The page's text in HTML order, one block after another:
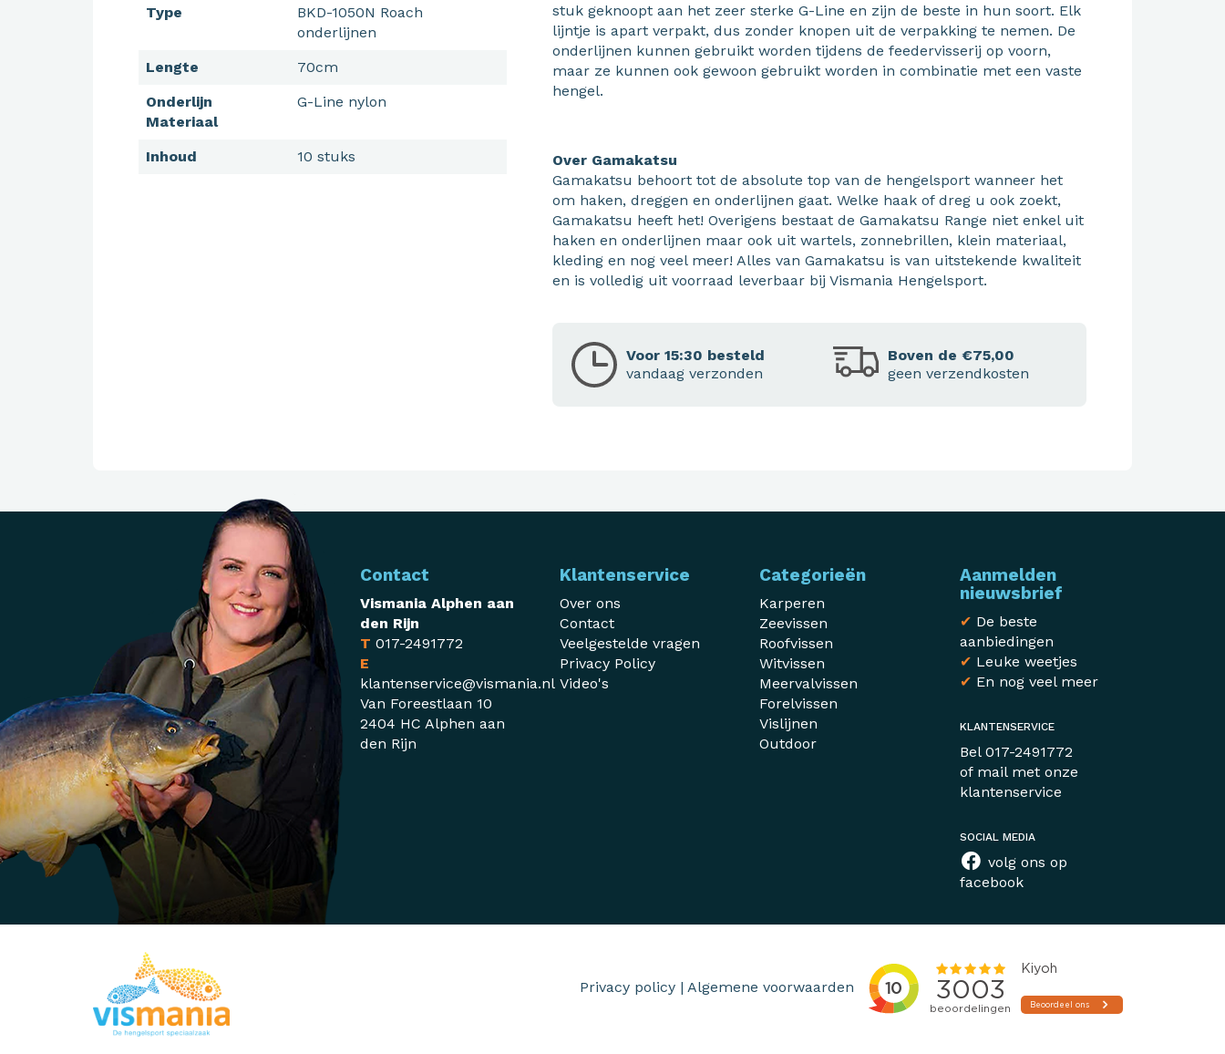
Type
BKD-1050N Roach
onderlijnen
Lengte
70cm
Onderlijn
Materiaal
G-Line nylon
Inhoud 10 stuks
stuk geknoopt aan het zeer sterke G-Line en zijn de beste in hun soort. Elk
lijntje is apart verpakt, dus zonder knopen uit de verpakking te nemen. De
onderlijnen kunnen gebruikt worden tijdens de feedervisserij op voorn,
maar ze kunnen ook gewoon gebruikt worden in combinatie met een vaste
hengel.
Over Gamakatsu
Gamakatsu behoort tot de absolute top van de hengelsport wanneer het
om haken, dreggen en onderlijnen gaat. Welke haak of dreg u ook zoekt,
Gamakatsu heeft het! Overigens bestaat de Gamakatsu Range niet enkel uit
haken en onderlijnen maar ook uit wartels, zonnebrillen, klein materiaal,
kleding en nog veel meer! Alles van Gamakatsu is van uitstekende kwaliteit
en is volledig uit voorraad leverbaar bij Vismania Hengelsport.
Voor 15:30 besteld
vandaag verzonden
Boven de €75,00
geen verzendkosten
Contact
Vismania Alphen aan
den Rijn
T 017-2491772
E
klantenservice@vismania.nl
Van Foreestlaan 10
2404 HC Alphen aan
den Rijn
Klantenservice
Over ons
Contact
Veelgestelde vragen
Privacy Policy
Video's
Categorieën
Karperen
Zeevissen
Roofvissen
Witvissen
Meervalvissen
Forelvissen
Vislijnen
Outdoor
Aanmelden
nieuwsbrief
✔ De beste
aanbiedingen
✔ Leuke weetjes
✔ En nog veel meer
KLANTENSERVICE
Bel 017-2491772
of mail met onze
klantenservice
SOCIAL MEDIA
volg ons op
facebook
Privacy policy | Algemene voorwaarden